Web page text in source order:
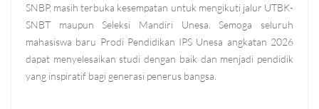
SNBP, masih terbuka kesempatan untuk mengikuti jalur UTBK-
SNBT maupun Seleksi Mandiri Unesa. Semoga seluruh
mahasiswa baru Prodi Pendidikan IPS Unesa angkatan 2026
dapat menyelesaikan studi dengan baik dan menjadi pendidik
yang inspiratif bagi generasi penerus bangsa.